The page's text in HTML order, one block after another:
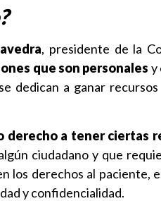
, presidente de la
que son personales y
dedican a ganar
derecho a tener ciertas
ciudadano y que
los derechos al paciente,
y confidencialidad.